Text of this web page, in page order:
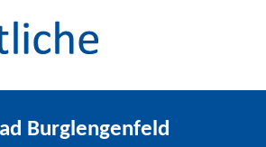
Burglengenfeld